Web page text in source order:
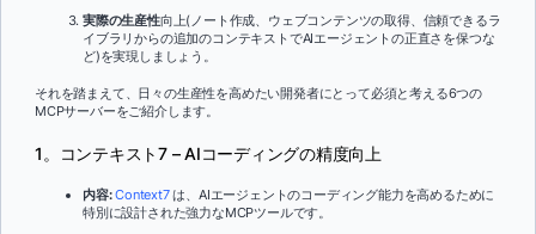
実際の生産性向上(ノート作成、ウェブコンテンツの取得、信頼できるラ
イブラリからの追加のコンテキストでAIエージェントの正直さを保つな
ど)を実現しましょう。
それを踏まえて、日々の生産性を高めたい開発者にとって必須と考える6つの
MCPサーバーをご紹介します。
1。コンテキスト7 – AIコーディングの精度向上
内容: Context7は、AIエージェントのコーディング能力を高めるために
特別に設計された強力なMCPツールです。